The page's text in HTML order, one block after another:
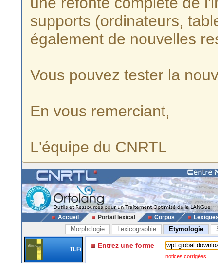
supports (ordinateurs,
également de nouvelles
Vous pouvez tester la
En vous remerciant,
L'équipe du CNRTL
Accueil Portail lexical Corpus
Morphologie Lexicographie Etymologie
TLFi Entrez une forme
notices corrigées